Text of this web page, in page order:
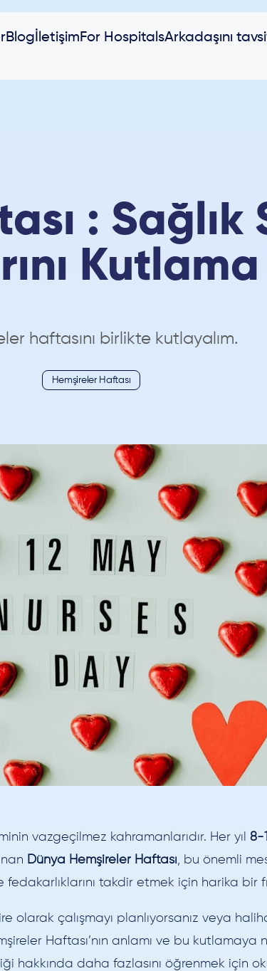
BlogİletişimFor HospitalsArkadaşını
: Sağlık
Kutlama
haftasını birlikte kutlayalım.
Hemşireler Haftası
vazgeçilmez kahramanlarıdır. Her yıl 8-
Dünya Hemşireler Haftası, bu önemli
takdir etmek için harika bir
olarak çalışmayı planlıyorsanız veya
Haftası’nın anlamı ve bu kutlamaya
hakkında daha fazlasını öğrenmek için